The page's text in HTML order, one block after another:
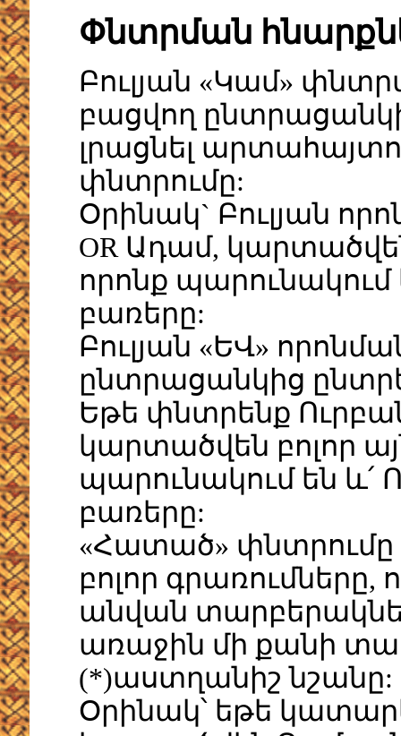
Փնտրման
Բուլյան «Կամ»
բացվող
լրացնել
փնտրումը:
Օրինակ` Բուլյան
OR Ադամ,
որոնք պարունակում
բառերը:
Բուլյան «ԵՎ»
ընտրացանկից
Եթե փնտրենք
կարտածվեն բոլոր
պարունակում են և՛
բառերը:
«Հատած» փնտրումը
բոլոր գրառումները,
անվան
առաջին մի քանի
(*)աստղանիշ նշանը:
Օրինակ՝ եթե